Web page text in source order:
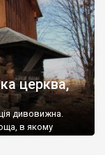
церква,
дивовижна.
в якому